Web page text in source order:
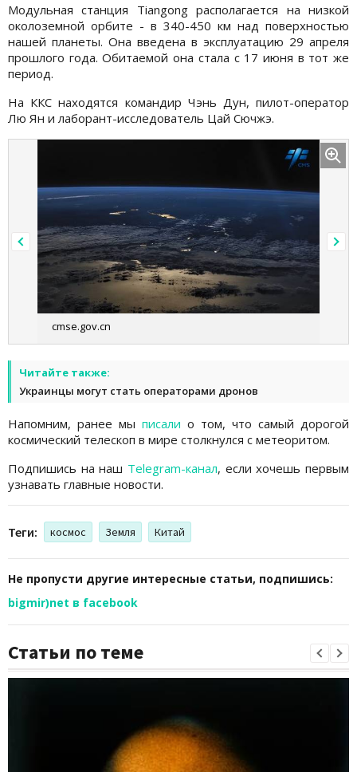
Модульная станция Tiangong располагается на низкой
околоземной орбите - в 340-450 км над поверхностью
нашей планеты. Она введена в эксплуатацию 29 апреля
прошлого года. Обитаемой она стала с 17 июня в тот же
период.
На ККС находятся командир Чэнь Дун, пилот-оператор
Лю Ян и лаборант-исследователь Цай Сючжэ.
cmse.gov.cn
Читайте также:
Украинцы могут стать операторами дронов
Напомним, ранее мы писали о том, что самый дорогой
космический телескоп в мире столкнулся с метеоритом.
Подпишись на наш Telegram-канал, если хочешь первым
узнавать главные новости.
Теги: космос Земля Китай
Не пропусти другие интересные статьи, подпишись:
bigmir)net в facebook
Статьи по теме